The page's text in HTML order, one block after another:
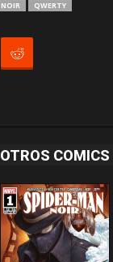
NOIR QWERTY
OTROS COMICS